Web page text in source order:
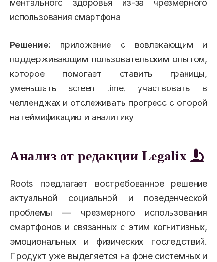
ментального здоровья из-за чрезмерного
использования смартфона
Решение: приложение с вовлекающим и
поддерживающим пользовательским опытом,
которое помогает ставить границы,
уменьшать screen time, участвовать в
челленджах и отслеживать прогресс с опорой
на геймификацию и аналитику
Анализ от редакции Legalix
Roots предлагает востребованное решение
актуальной социальной и поведенческой
проблемы — чрезмерного использования
смартфонов и связанных с этим когнитивных,
эмоциональных и физических последствий.
Продукт уже выделяется на фоне системных и